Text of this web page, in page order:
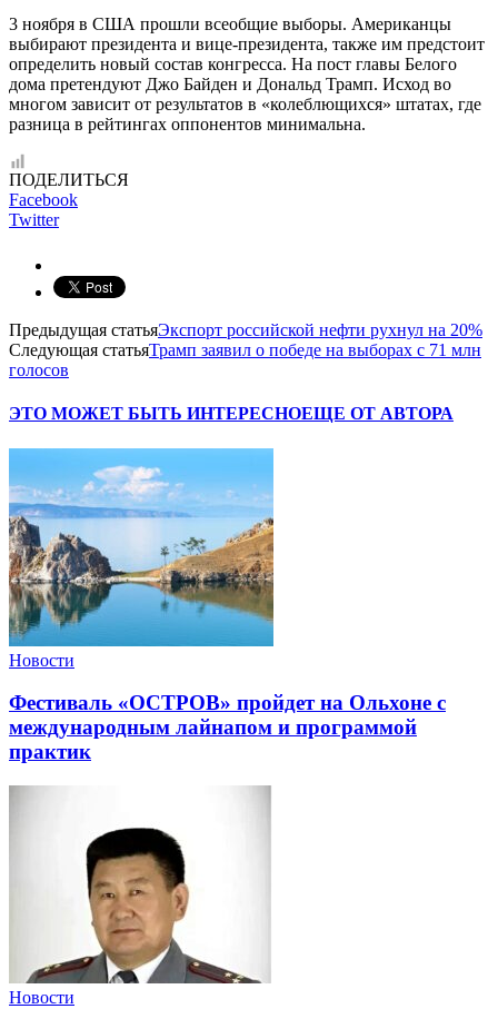
3 ноября в США прошли всеобщие выборы. Американцы
выбирают президента и вице-президента, также им предстоит
определить новый состав конгресса. На пост главы Белого
дома претендуют Джо Байден и Дональд Трамп. Исход во
многом зависит от результатов в «колеблющихся» штатах, где
разница в рейтингах оппонентов минимальна.
ПОДЕЛИТЬСЯ
Facebook
Twitter
Предыдущая статьяЭкспорт российской нефти рухнул на 20%
Следующая статьяТрамп заявил о победе на выборах с 71 млн
голосов
ЭТО МОЖЕТ БЫТЬ ИНТЕРЕСНОЕЩЕ ОТ АВТОРА
Новости
Фестиваль «ОСТРОВ» пройдет на Ольхоне с
международным лайнапом и программой
практик
Новости